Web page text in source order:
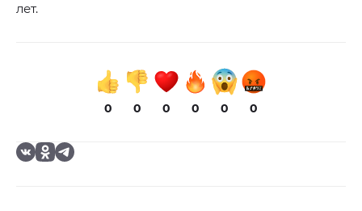
лет.
0 0 0 0 0 0